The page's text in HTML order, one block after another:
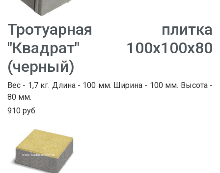
Тротуарная плитка
"Квадрат" 100х100х80
(черный)
Вес - 1,7 кг. Длина - 100 мм. Ширина - 100 мм. Высота -
80 мм.
910 руб.